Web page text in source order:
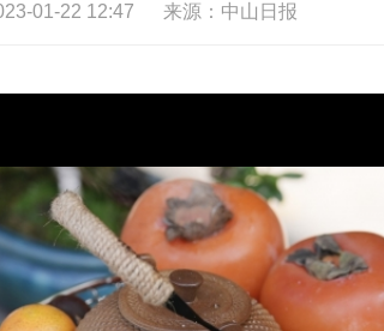
01-22 12:47 来源：中山日报